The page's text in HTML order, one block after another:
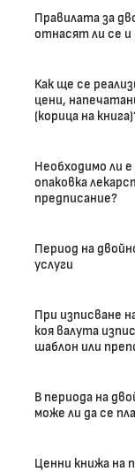
Правилата за
отнасят ли се и
Как ще се
цени,
(корица на
Необходимо ли
опаковка
предписание?
Период на
услуги
При изписване
коя валута
шаблон или
В периода на
може ли да се
Ценни книжа на